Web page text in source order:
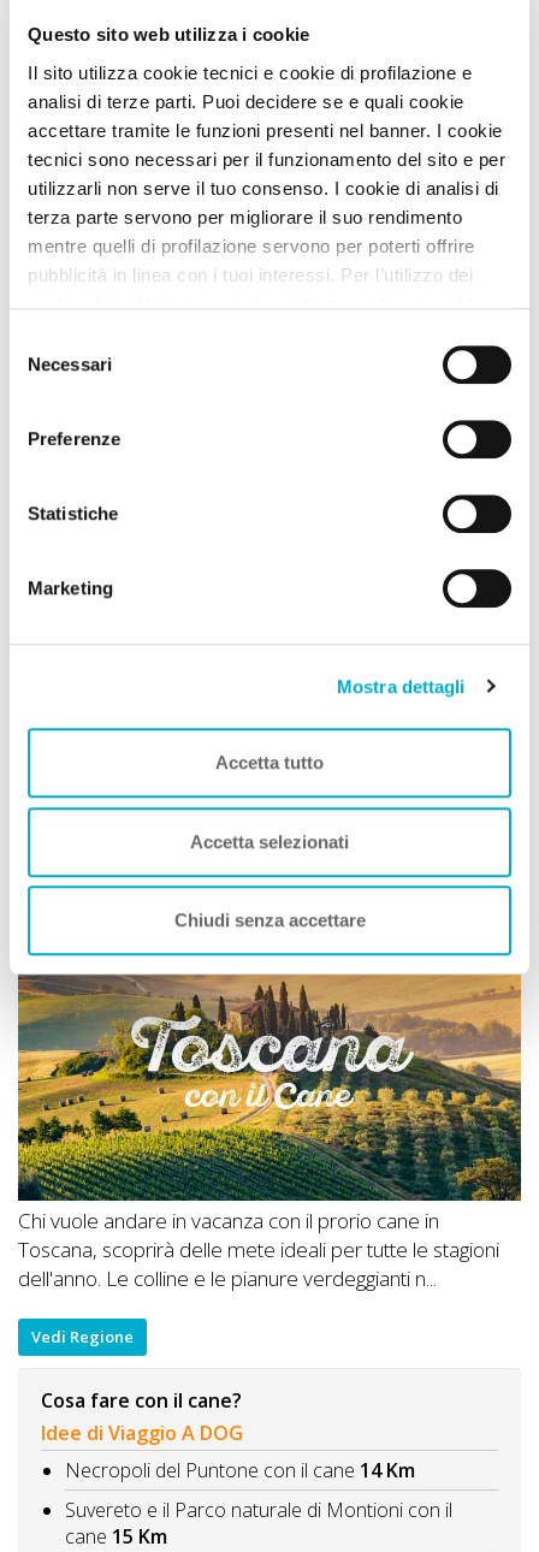
Questo sito web utilizza i cookie
Il sito utilizza cookie tecnici e cookie di profilazione e
analisi di terze parti. Puoi decidere se e quali cookie
accettare tramite le funzioni presenti nel banner. I cookie
tecnici sono necessari per il funzionamento del sito e per
utilizzarli non serve il tuo consenso. I cookie di analisi di
terza parte servono per migliorare il suo rendimento
mentre quelli di profilazione servono per poterti offrire
pubblicità in linea con i tuoi interessi. Per l’utilizzo dei
senza accettare” verranno installati solo i cookie tecnici.
Cliccando il pulsante “Accetta tutto” acconsenti all’utilizzo
di tutti i cookie. Cliccando il pulsante “mostra dettagli”
troverai le varie categorie di cookie e potrai accettare o
tue scelte. Puoi modificare le tue scelte in ogni momento.
delNecessari
Preferenze
Statistiche
Marketing
Mostra dettagli
Accetta tutto
Accetta selezionati
Chiudi senza accettare
Servizi Struttura
Descrizione
CIN IT053015B5FCHHBG34
Toscana A DOG
Chi vuole andare in vacanza con il prorio cane in
Toscana, scoprirà delle mete ideali per tutte le stagioni
dell'anno. Le colline e le pianure verdeggianti n...
Vedi Regione
Cosa fare con il cane?
Idee di Viaggio A DOG
Necropoli del Puntone con il cane 14 Km
Suvereto e il Parco naturale di Montioni con il
cane 15 Km